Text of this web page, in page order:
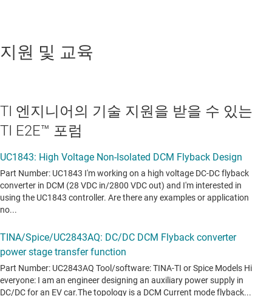
지원 및 교육
TI 엔지니어의 기술 지원을 받을 수 있는
TI E2E™ 포럼